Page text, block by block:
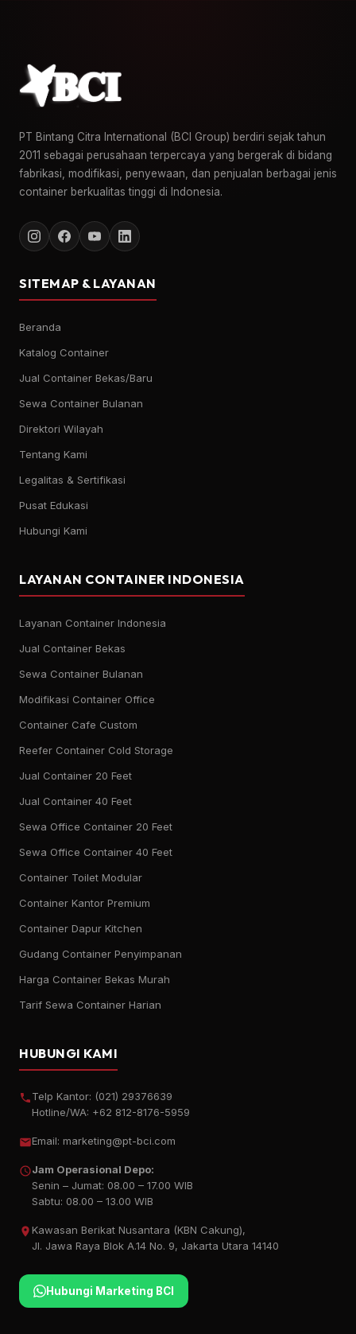
PT Bintang Citra International (BCI Group) berdiri sejak tahun
2011 sebagai perusahaan terpercaya yang bergerak di bidang
fabrikasi, modifikasi, penyewaan, dan penjualan berbagai jenis
container berkualitas tinggi di Indonesia.
SITEMAP & LAYANAN
Beranda
Katalog Container
Jual Container Bekas/Baru
Sewa Container Bulanan
Direktori Wilayah
Tentang Kami
Legalitas & Sertifikasi
Pusat Edukasi
Hubungi Kami
LAYANAN CONTAINER INDONESIA
Layanan Container Indonesia
Jual Container Bekas
Sewa Container Bulanan
Modifikasi Container Office
Container Cafe Custom
Reefer Container Cold Storage
Jual Container 20 Feet
Jual Container 40 Feet
Sewa Office Container 20 Feet
Sewa Office Container 40 Feet
Container Toilet Modular
Container Kantor Premium
Container Dapur Kitchen
Gudang Container Penyimpanan
Harga Container Bekas Murah
Tarif Sewa Container Harian
HUBUNGI KAMI
Telp Kantor: (021) 29376639
Hotline/WA: +62 812-8176-5959
Email: marketing@pt-bci.com
Jam Operasional Depo:
Senin – Jumat: 08.00 – 17.00 WIB
Sabtu: 08.00 – 13.00 WIB
Kawasan Berikat Nusantara (KBN Cakung),
Jl. Jawa Raya Blok A.14 No. 9, Jakarta Utara 14140
Hubungi Marketing BCI